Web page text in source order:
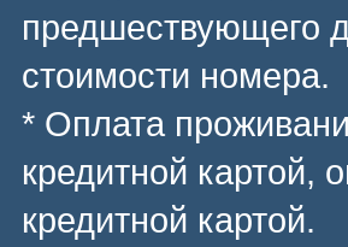
предшествующего
стоимости номера.
* Оплата
кредитной картой,
кредитной картой.